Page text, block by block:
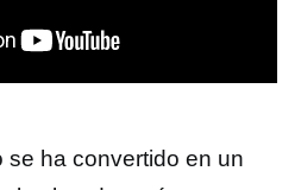
se ha convertido en un